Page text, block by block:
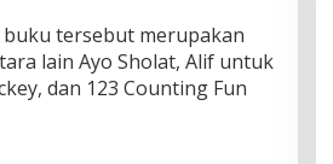
tersebut merupakan
lain Ayo Sholat, Alif untuk
dan 123 Counting Fun